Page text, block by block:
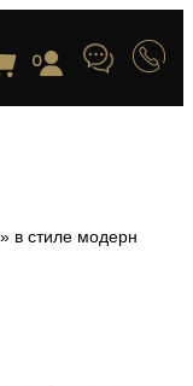
0
в стиле модерн